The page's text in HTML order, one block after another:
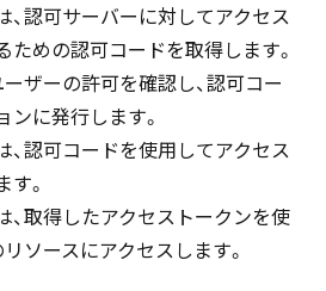
、認可サーバーに対してアクセス
ための認可コードを取得します。
ザーの許可を確認し、認可コー
ンに発行します。
、認可コードを使用してアクセス
。
、取得したアクセストークンを使
ソースにアクセスします。